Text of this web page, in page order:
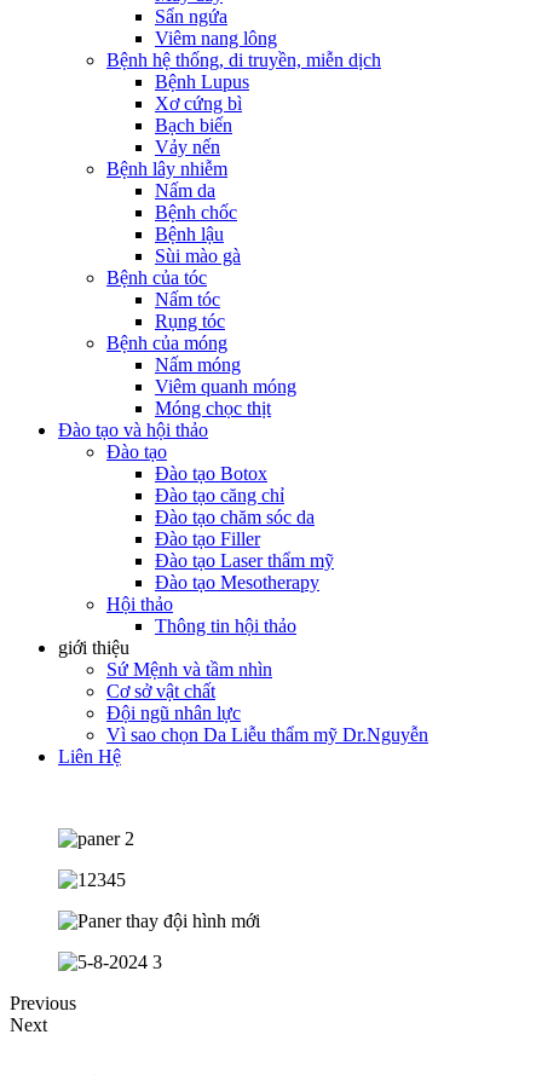
Sẩn ngứa
Viêm nang lông
Bệnh hệ thống, di truyền, miễn dịch
Bệnh Lupus
Xơ cứng bì
Bạch biến
Vảy nến
Bệnh lây nhiễm
Nấm da
Bệnh chốc
Bệnh lậu
Sùi mào gà
Bệnh của tóc
Nấm tóc
Rụng tóc
Bệnh của móng
Nấm móng
Viêm quanh móng
Móng chọc thịt
Đào tạo và hội thảo
Đào tạo
Đào tạo Botox
Đào tạo căng chỉ
Đào tạo chăm sóc da
Đào tạo Filler
Đào tạo Laser thẩm mỹ
Đào tạo Mesotherapy
Hội thảo
Thông tin hội thảo
giới thiệu
Sứ Mệnh và tầm nhìn
Cơ sở vật chất
Đội ngũ nhân lực
Vì sao chọn Da Liễu thẩm mỹ Dr.Nguyễn
Liên Hệ
Previous
Next